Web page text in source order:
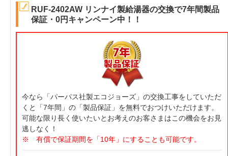
RUF-2402AW リンナイ製給湯器の交換で7年間製品
保証・0円キャンペーン中！！
今なら「パーパス社製エコジョーズ」の交換工事をしていただ
くと「7年間」の「製品保証」を無料でおつけいただけます。
可能な限り長く使いたいとお考えのお客さまはこの機会をお見
逃しなく！
※ 有償で保証期間を「10年」にすることも可能です。